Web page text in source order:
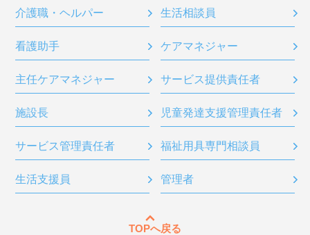
介護職・ヘルパー 生活相談員
看護助手 ケアマネジャー
主任ケアマネジャー サービス提供責任者
施設長 児童発達支援管理責任者
サービス管理責任者 福祉用具専門相談員
生活支援員 管理者
TOPへ戻る